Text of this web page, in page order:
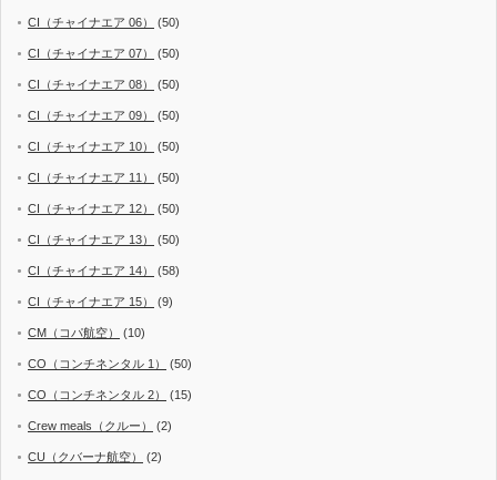
CI（チャイナエア 06） (50)
CI（チャイナエア 07） (50)
CI（チャイナエア 08） (50)
CI（チャイナエア 09） (50)
CI（チャイナエア 10） (50)
CI（チャイナエア 11） (50)
CI（チャイナエア 12） (50)
CI（チャイナエア 13） (50)
CI（チャイナエア 14） (58)
CI（チャイナエア 15） (9)
CM（コパ航空） (10)
CO（コンチネンタル 1） (50)
CO（コンチネンタル 2） (15)
Crew meals（クルー） (2)
CU（クバーナ航空） (2)